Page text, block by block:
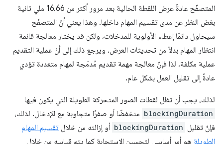
المتصفّح عادةً عرض اللقطة الحالية بعد مرور أكثر من 16.66 ملي ثانية
بغض النظر عن مدى تقسيم المهام داخلها. وهذا يعني أنّ المتصفّح
سيحاول دائمًا إعطاء الأولوية للمدخلات، ولكن قد يختار معالجة قائمة
انتظار المهام بدلاً من تحديثات العرض. ويرجع ذلك إلى أنّ عملية التقديم
عملية مكلفة، لذا فإنّ معالجة مهمة تقديم مُدمَجة لمهام متعددة تؤدي
عادةً إلى تقليل العمل بشكل عام.
لذلك، يجب أن تظل لقطات الصور المتحركة الطويلة التي يكون فيها
blockingDuration منخفضًا أو صفرًا متجاوبة مع الإدخال. لذلك،
فإنّ تقليل blockingDuration أو إزالته من خلال تقسيم المهام
الطويلة هو أمر أساسي لتحسين الاستجابة كما يتم قياسه من خلال